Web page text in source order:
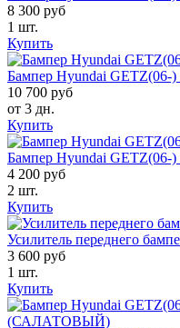
8 300 руб
1 шт.
Купить
Бампер Hyundai GETZ(06-)
10 700 руб
от 3 дн.
Купить
Бампер Hyundai
4 200 руб
2 шт.
Купить
Усилитель переднего
3 600 руб
1 шт.
Купить